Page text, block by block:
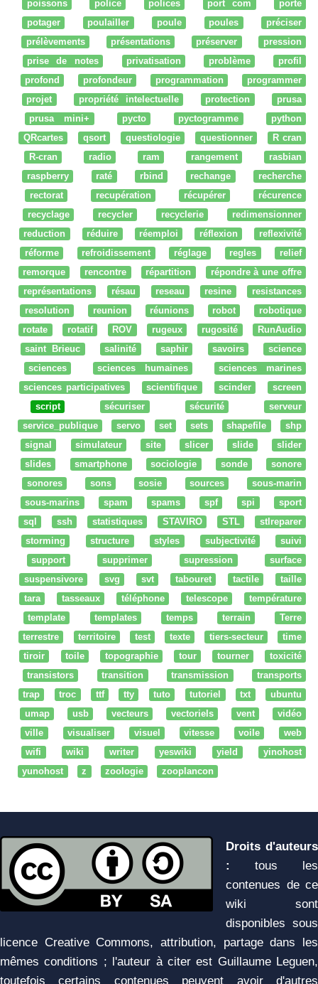
poissons
police polices port com
porte
potager
poulailler poule poules
préciser
prélèvements
présentations préserver
pression
prise de notes
privatisation problème
profil
profond
profondeur programmation
programmer
projet
propriété intelectuelle protection
prusa
prusa mini+
pycto pyctogramme
python
QRcartes
qsort questiologie questionner
R cran
R-cran
radio ram rangement
rasbian
raspberry
raté rbind rechange
recherche
rectorat
recupération récupérer
récurence
recyclage
recycler recyclerie
redimensionner
reduction
réduire réemploi réflexion
reflexivité
réforme
refroidissement réglage regles
relief
remorque
rencontre répartition
répondre à une offre
représentations
résau reseau resine
resistances
resolution
reunion réunions robot
robotique
rotate
rotatif ROV rugeux rugosité
RunAudio
saint Brieuc
salinité saphir savoirs
science
sciences
sciences humaines
sciences marines
sciences participatives
scientifique scinder
screen
script
sécuriser sécurité
serveur
service_publique
servo set sets shapefile
shp
signal
simulateur site slicer slide
slider
slides
smartphone sociologie sonde
sonore
sonores
sons sosie sources
sous-marin
sous-marins
spam spams spf spi
sport
sql
ssh statistiques STAVIRO STL
stlreparer
storming
structure styles subjectivité
suivi
support
supprimer supression
surface
suspensivore
svg svt tabouret tactile
taille
tara
tasseaux téléphone telescope
température
template
templates temps terrain
Terre
terrestre
territoire test texte tiers-secteur
time
tiroir
toile topographie tour tourner
toxicité
transistors
transition transmission
transports
trap
troc ttf tty tuto tutoriel txt
ubuntu
umap
usb vecteurs vectoriels vent
vidéo
ville
visualiser visuel vitesse voile
web
wifi
wiki writer yeswiki yield
yinohost
yunohost
z zoologie zooplancon
Droits d'auteurs
:
tous les
contenues de ce
wiki sont
disponibles sous
licence Creative Commons, attribution, partage dans les
mêmes conditions ; l'auteur à citer est Guillaume Leguen,
toutefois certains contenues peuvent avoir d'autres